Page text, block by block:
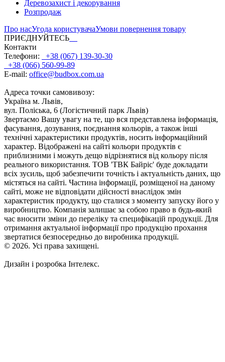
Деревозахист і декорування
Розпродаж
Про насУгода користувачаУмови повернення товару
ПРИЄДНУЙТЕСЬ
Контакти
Телефони:
+38 (067) 139-30-30
+38 (066) 560-99-89
E-mail: office@budbox.com.ua
Адреса точки самовивозу:
Україна м. Львів,
вул. Поліська, 6 (Логістичний парк Львів)
Звертаємо Вашу увагу на те, що вся представлена інформація,
фасування, дозування, поєднання кольорів, а також інші
технічні характеристики продуктів, носить інформаційний
характер. Відображені на сайті кольори продуктів є
приблизними і можуть дещо відрізнятися від кольору після
реального використання. ТОВ 'ТВК Байріс' буде докладати
всіх зусиль, щоб забезпечити точність і актуальність даних, що
містяться на сайті. Частина інформації, розміщеної на даному
сайті, може не відповідати дійсності внаслідок змін
характеристик продукту, що сталися з моменту запуску його у
виробництво. Компанія залишає за собою право в будь-який
час вносити зміни до переліку та специфікацій продукції. Для
отримання актуальної інформації про продукцію прохання
звертатися безпосередньо до виробника продукції.
© 2026. Усі права захищені.
Дизайн і розробка Інтелекс.